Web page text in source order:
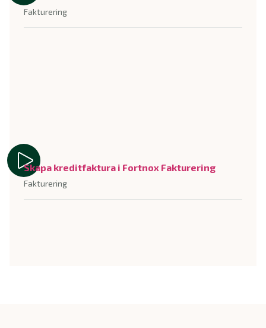
Fakturering
Skapa kreditfaktura i Fortnox Fakturering
Fakturering